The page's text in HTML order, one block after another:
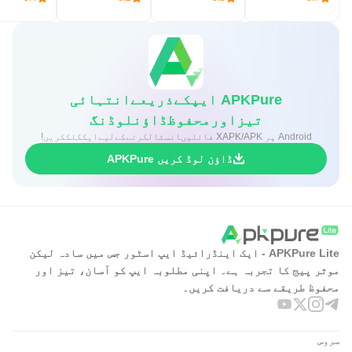
APKPure ایپکےذریعےانتہائی
تیزاورمحفوظڈاؤنلوڈنگ
Android پر XAPK/APK فائلیںانسٹالکرنےکےلیےایککلککریں!
ڈاؤن لوڈ کریں APKPure
APKPure Lite - ایک اینڈرائیڈ ایپ اسٹور جس میں سادہ لیکن
موثر پیج کا تجربہ ہے۔ اپنی مطلوبہ ایپ کو آسان، تیز اور
محفوظ طریقے سے دریافت کریں۔
سروس